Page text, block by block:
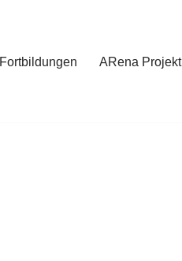
Fortbildungen ARena Projekt